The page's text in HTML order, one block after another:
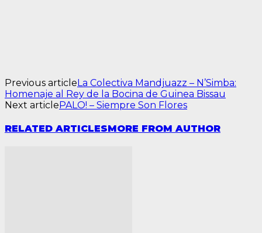
Previous articleLa Colectiva Mandjuazz – N’Simba:
Homenaje al Rey de la Bocina de Guinea Bissau
Next articlePALO! – Siempre Son Flores
RELATED ARTICLESMORE FROM AUTHOR